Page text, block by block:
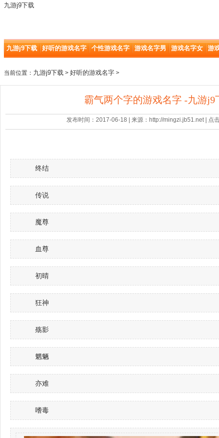
九游j9下载
九游j9下载 好听的游戏名字 个性游戏名字 游戏名字男 游戏名字女 游
当前位置： 九游j9下载 > 好听的游戏名字 >
霸气两个字的游戏名字 -九游j9
发布时间：2017-06-18 | 来源：http://mingzi.jb51.net | 点
终结
传说
魔尊
血尊
初晴
狂神
殇影
魍魉
亦难
嗜毒